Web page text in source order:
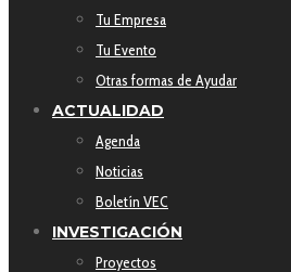
Tu Empresa
Tu Evento
Otras formas de Ayudar
ACTUALIDAD
Agenda
Noticias
Boletín VEC
INVESTIGACIÓN
Proyectos